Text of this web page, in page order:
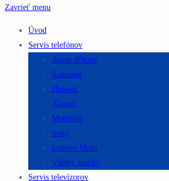
Zavrieť menu
Úvod
Servis telefónov
Apple iPhone
Samsung
Huawei
Xiaomi
Motorola
Sony
Lenovo Moto
Všetky značky
Servis televízorov